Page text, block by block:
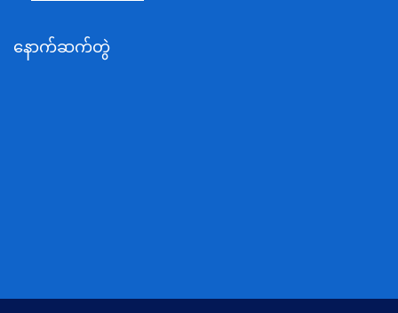
အလုပ်သမား၊လူဝင်မှုကြီးကြပ်ရေးနှင့်ပြည်သူ့အင်အား
နောက်ဆက်တွဲ